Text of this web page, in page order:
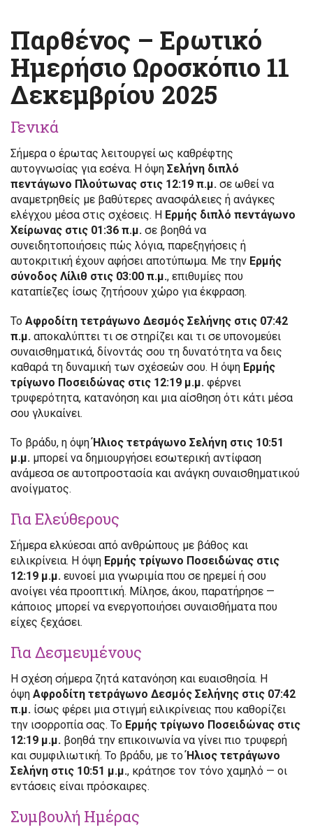
Παρθένος – Ερωτικό
Ημερήσιο Ωροσκόπιο 11
Δεκεμβρίου 2025
Γενικά
Σήμερα ο έρωτας λειτουργεί ως καθρέφτης
αυτογνωσίας για εσένα. Η όψη Σελήνη διπλό
πεντάγωνο Πλούτωνας στις 12:19 π.μ. σε ωθεί να
αναμετρηθείς με βαθύτερες ανασφάλειες ή ανάγκες
ελέγχου μέσα στις σχέσεις. Η Ερμής διπλό πεντάγωνο
Χείρωνας στις 01:36 π.μ. σε βοηθά να
συνειδητοποιήσεις πώς λόγια, παρεξηγήσεις ή
αυτοκριτική έχουν αφήσει αποτύπωμα. Με την Ερμής
σύνοδος Λίλιθ στις 03:00 π.μ., επιθυμίες που
καταπίεζες ίσως ζητήσουν χώρο για έκφραση.
Το Αφροδίτη τετράγωνο Δεσμός Σελήνης στις 07:42
π.μ. αποκαλύπτει τι σε στηρίζει και τι σε υπονομεύει
συναισθηματικά, δίνοντάς σου τη δυνατότητα να δεις
καθαρά τη δυναμική των σχέσεών σου. Η όψη Ερμής
τρίγωνο Ποσειδώνας στις 12:19 μ.μ. φέρνει
τρυφερότητα, κατανόηση και μια αίσθηση ότι κάτι μέσα
σου γλυκαίνει.
Το βράδυ, η όψηΉλιος τετράγωνο Σελήνη στις 10:51
μ.μ. μπορεί να δημιουργήσει εσωτερική αντίφαση
ανάμεσα σε αυτοπροστασία και ανάγκη συναισθηματικού
ανοίγματος.
Για Ελεύθερους
Σήμερα ελκύεσαι από ανθρώπους με βάθος και
ειλικρίνεια. Η όψη Ερμής τρίγωνο Ποσειδώνας στις
12:19 μ.μ. ευνοεί μια γνωριμία που σε ηρεμεί ή σου
ανοίγει νέα προοπτική. Μίλησε, άκου, παρατήρησε —
κάποιος μπορεί να ενεργοποιήσει συναισθήματα που
είχες ξεχάσει.
Για Δεσμευμένους
Η σχέση σήμερα ζητά κατανόηση και ευαισθησία. Η
όψη Αφροδίτη τετράγωνο Δεσμός Σελήνης στις 07:42
π.μ. ίσως φέρει μια στιγμή ειλικρίνειας που καθορίζει
την ισορροπία σας. Το Ερμής τρίγωνο Ποσειδώνας στις
12:19 μ.μ. βοηθά την επικοινωνία να γίνει πιο τρυφερή
και συμφιλιωτική. Το βράδυ, με τοΉλιος τετράγωνο
Σελήνη στις 10:51 μ.μ., κράτησε τον τόνο χαμηλό — οι
εντάσεις είναι πρόσκαιρες.
Συμβουλή Ημέρας